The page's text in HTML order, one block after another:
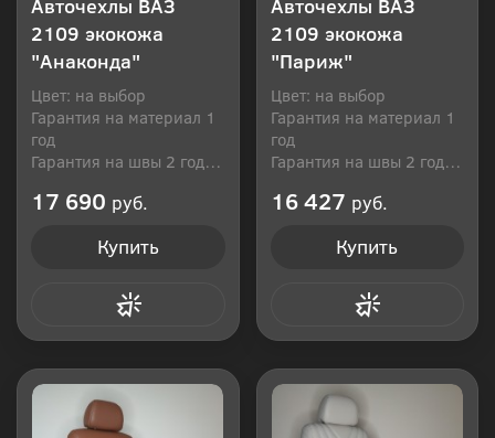
Авточехлы ВАЗ
2109 экокожа
"Анаконда"
Цвет: на выбор
Гарантия на материал 1
год
Гарантия на швы 2 года
17 690 руб.
Купить
Авточехлы ВАЗ
2109 экокожа
"Париж"
Цвет: на выбор
Гарантия на материал 1
год
Гарантия на швы 2 года
16 427 руб.
Купить